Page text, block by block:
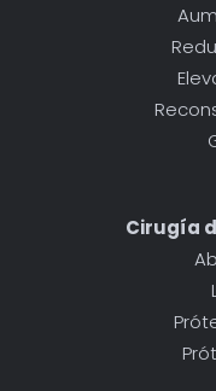
Cirugía